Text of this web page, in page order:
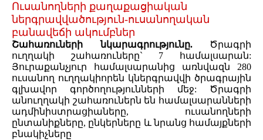
Ուսանողների քաղաքացիական
ներգրավվածություն-ուսանողական
բանավեճի ակումբներ
Շահառուների նկարագրությունը.
Ծրագրի
ուղղակի շահառուները` 7 համալսարան:
Յուրաքանչյուր համալսարանից առնվազն 280
ուսանող ուղղակիորեն կներգրավվի ծրագրային
գլխավոր գործողությունների մեջ: Ծրագրի
անուղղակի շահառուներն են համալսարանների
ադմինիստրացիաները, ուսանողների
ընտանիքները, ընկերները և նրանց համայքների
բնակիչները